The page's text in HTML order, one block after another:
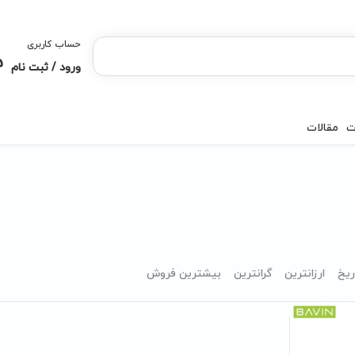
حساب کاربری
ورود / ثبت نام
مقالات
ارزانترین گرانترین بیشترین فروش